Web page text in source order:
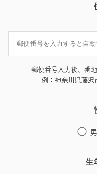
郵便番号入力後、番
例：神奈川県藤沢
生